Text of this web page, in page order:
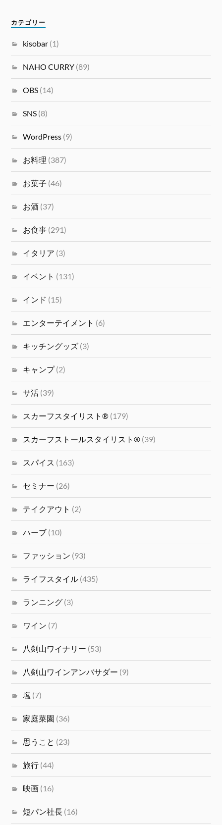
カテゴリー
kisobar (1)
NAHO CURRY (89)
OBS (14)
SNS (8)
WordPress (9)
お料理 (387)
お菓子 (46)
お酒 (37)
お食事 (291)
イタリア (3)
イベント (131)
インド (15)
エンターテイメント (6)
キッチングッズ (3)
キャンプ(2)
サ活 (39)
スカーフスタイリスト® (179)
スカーフストールスタイリスト® (39)
スパイス (163)
セミナー (26)
テイクアウト (2)
ハーブ (10)
ファッション (93)
ライフスタイル (435)
ランニング (3)
ワイン (7)
八剣山ワイナリー (53)
八剣山ワインアンバサダー (9)
塩 (7)
家庭菜園 (36)
思うこと (23)
旅行 (44)
映画 (16)
短パン社長 (16)